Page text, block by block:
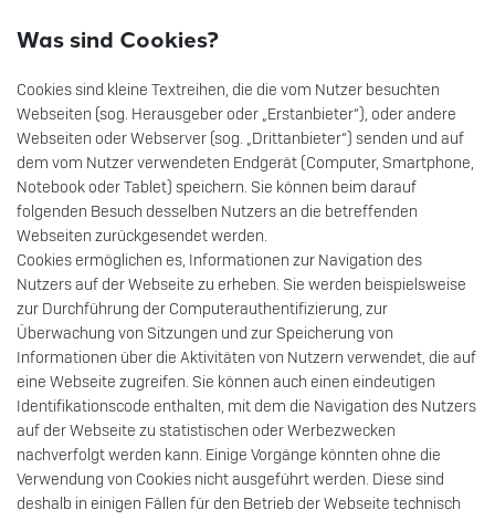
Was sind Cookies?
Cookies sind kleine Textreihen, die die vom Nutzer besuchten
Webseiten (sog. Herausgeber oder „Erstanbieter“), oder andere
Webseiten oder Webserver (sog. „Drittanbieter“) senden und auf
dem vom Nutzer verwendeten Endgerät (Computer, Smartphone,
Notebook oder Tablet) speichern. Sie können beim darauf
folgenden Besuch desselben Nutzers an die betreffenden
Webseiten zurückgesendet werden.
Cookies ermöglichen es, Informationen zur Navigation des
Nutzers auf der Webseite zu erheben. Sie werden beispielsweise
zur Durchführung der Computerauthentifizierung, zur
Überwachung von Sitzungen und zur Speicherung von
Informationen über die Aktivitäten von Nutzern verwendet, die auf
eine Webseite zugreifen. Sie können auch einen eindeutigen
Identifikationscode enthalten, mit dem die Navigation des Nutzers
auf der Webseite zu statistischen oder Werbezwecken
nachverfolgt werden kann. Einige Vorgänge könnten ohne die
Verwendung von Cookies nicht ausgeführt werden. Diese sind
deshalb in einigen Fällen für den Betrieb der Webseite technisch